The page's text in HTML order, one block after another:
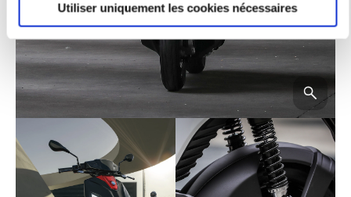
Utiliser uniquement les cookies nécessaires